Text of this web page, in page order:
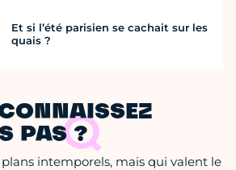
Et si l’été parisien se cachait sur les
quais ?
PAS ?
intemporels, mais qui valent le